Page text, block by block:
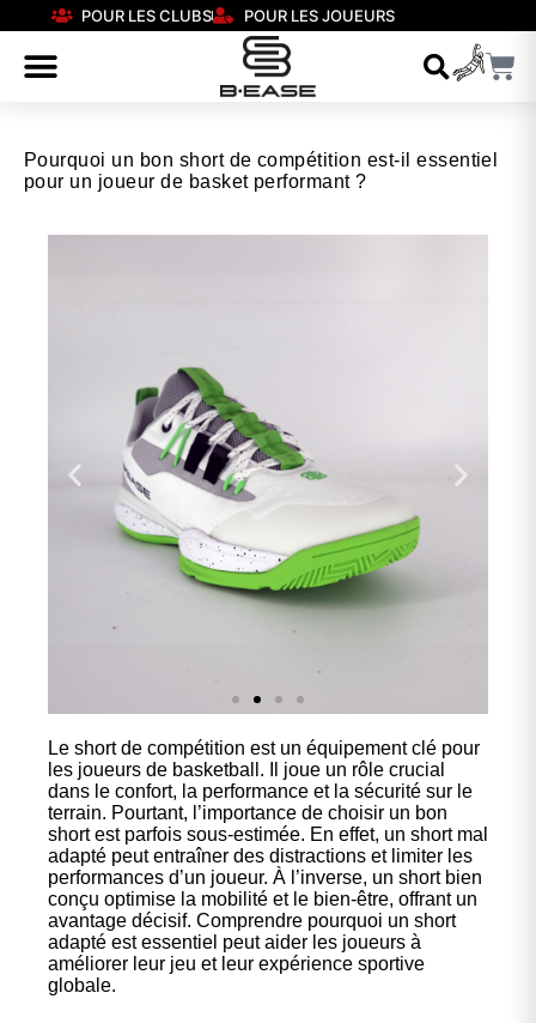
POUR LES CLUBS POUR LES JOUEURS
Pourquoi un bon short de compétition est-il essentiel
pour un joueur de basket performant ?
Nos
chaussures
Confort et performance à
prix accessible.
Cliquez ici
Le short de compétition est un équipement clé pour
les joueurs de basketball. Il joue un rôle crucial
dans le confort, la performance et la sécurité sur le
terrain. Pourtant, l’importance de choisir un bon
short est parfois sous-estimée. En effet, un short mal
adapté peut entraîner des distractions et limiter les
performances d’un joueur. À l’inverse, un short bien
conçu optimise la mobilité et le bien-être, offrant un
avantage décisif. Comprendre pourquoi un short
adapté est essentiel peut aider les joueurs à
améliorer leur jeu et leur expérience sportive
globale.